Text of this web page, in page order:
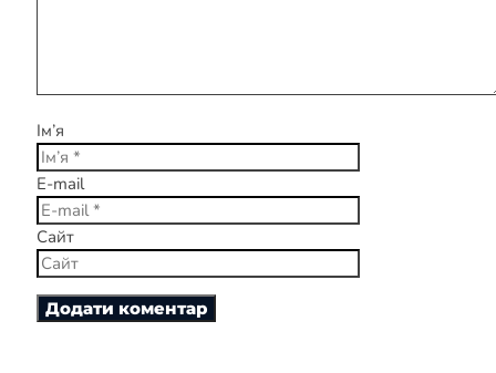
Ім’я
E-mail
Сайт